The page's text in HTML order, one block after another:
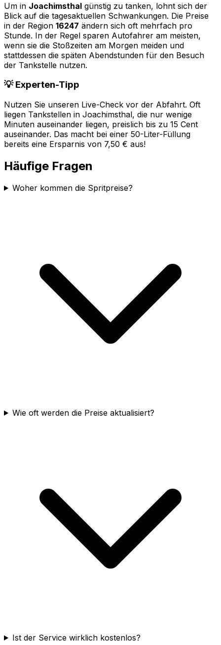
Um in Joachimsthal günstig zu tanken, lohnt sich der
Blick auf die tagesaktuellen Schwankungen. Die Preise
in der Region 16247 ändern sich oft mehrfach pro
Stunde. In der Regel sparen Autofahrer am meisten,
wenn sie die Stoßzeiten am Morgen meiden und
stattdessen die späten Abendstunden für den Besuch
der Tankstelle nutzen.
💡 Experten-Tipp
Nutzen Sie unseren Live-Check vor der Abfahrt. Oft
liegen Tankstellen in Joachimsthal, die nur wenige
Minuten auseinander liegen, preislich bis zu 15 Cent
auseinander. Das macht bei einer 50-Liter-Füllung
bereits eine Ersparnis von 7,50 € aus!
Häufige Fragen
Woher kommen die Spritpreise?
Wie oft werden die Preise aktualisiert?
Ist der Service wirklich kostenlos?